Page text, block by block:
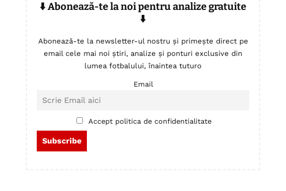
⬇️ Abonează-te la noi pentru analize gratuite
⬇️
Abonează-te la newsletter-ul nostru și primește direct pe
email cele mai noi știri, analize și ponturi exclusive din
lumea fotbalului, înaintea tuturo
Email
Accept politica de confidentialitate